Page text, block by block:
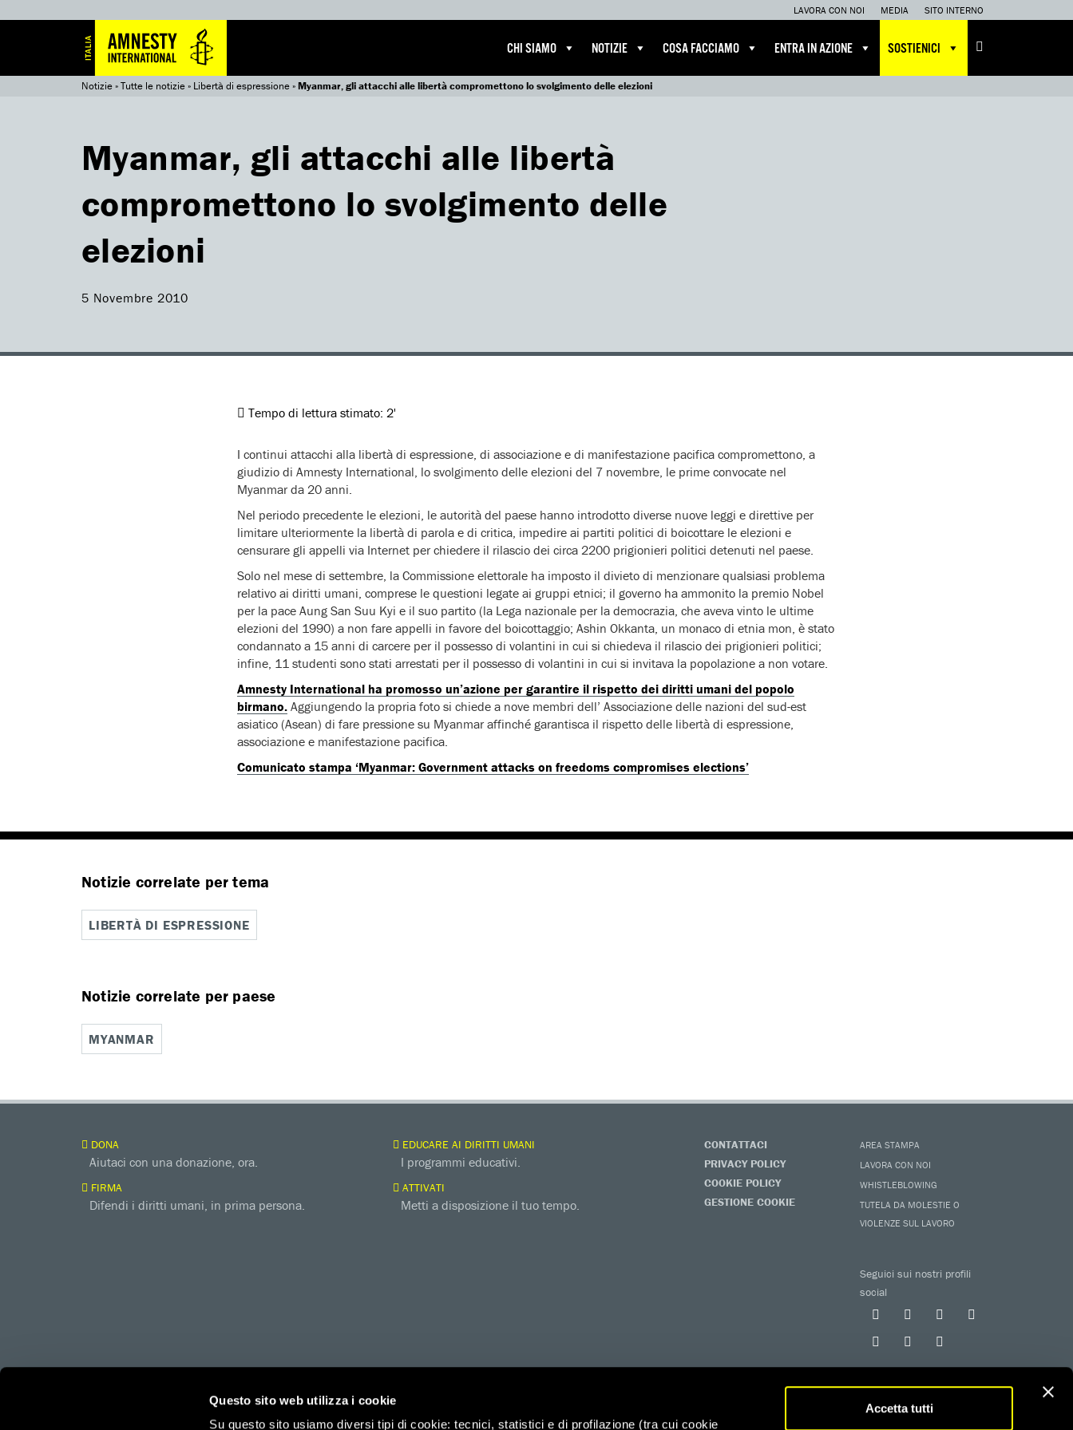
Questo sito web utilizza i cookie
Su questo sito usiamo diversi tipi di cookie: tecnici, statistici e di profilazione (tra cui cookie
Accetta tutti
LAVORA CON NOI MEDIA SITO INTERNO
CHI SIAMO NOTIZIE COSA FACCIAMO ENTRA IN AZIONE SOSTIENICI
Notizie»Tutte le notizie» Libertà di espressione»Myanmar, gli attacchi alle libertà compromettono lo svolgimento delle elezioni
Myanmar, gli attacchi alle libertà
compromettono lo svolgimento delle
elezioni
5 Novembre 2010
Tempo di lettura stimato: 2'
I continui attacchi alla libertà di espressione, di associazione e di manifestazione pacifica compromettono, a
giudizio di Amnesty International, lo svolgimento delle elezioni del 7 novembre, le prime convocate nel
Myanmar da 20 anni.
Nel periodo precedente le elezioni, le autorità del paese hanno introdotto diverse nuove leggi e direttive per
limitare ulteriormente la libertà di parola e di critica, impedire ai partiti politici di boicottare le elezioni e
censurare gli appelli via Internet per chiedere il rilascio dei circa 2200 prigionieri politici detenuti nel paese.
Solo nel mese di settembre, la Commissione elettorale ha imposto il divieto di menzionare qualsiasi problema
relativo ai diritti umani, comprese le questioni legate ai gruppi etnici; il governo ha ammonito la premio Nobel
per la pace Aung San Suu Kyi e il suo partito (la Lega nazionale per la democrazia, che aveva vinto le ultime
elezioni del 1990) a non fare appelli in favore del boicottaggio; Ashin Okkanta, un monaco di etnia mon, è stato
condannato a 15 anni di carcere per il possesso di volantini in cui si chiedeva il rilascio dei prigionieri politici;
infine, 11 studenti sono stati arrestati per il possesso di volantini in cui si invitava la popolazione a non votare.
Amnesty International ha promosso un’azione per garantire il rispetto dei diritti umani del popolo
birmano. Aggiungendo la propria foto si chiede a nove membri dell’ Associazione delle nazioni del sud-est
asiatico (Asean) di fare pressione su Myanmar affinché garantisca il rispetto delle libertà di espressione,
associazione e manifestazione pacifica.
Comunicato stampa ‘Myanmar: Government attacks on freedoms compromises elections’
Notizie correlate per tema
LIBERTÀ DI ESPRESSIONE
Notizie correlate per paese
MYANMAR
DONA
Aiutaci con una donazione, ora.
FIRMA
Difendi i diritti umani, in prima persona.
EDUCARE AI DIRITTI UMANI
I programmi educativi.
ATTIVATI
Metti a disposizione il tuo tempo.
CONTATTACI
PRIVACY POLICY
COOKIE POLICY
GESTIONE COOKIE
AREA STAMPA
LAVORA CON NOI
WHISTLEBLOWING
TUTELA DA MOLESTIE O
VIOLENZE SUL LAVORO
Seguici sui nostri profili
social
amnesty.org